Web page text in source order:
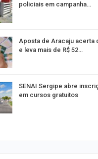
policiais em campanha…
Aposta de Aracaju acerta
e leva mais de R$ 52…
SENAI Sergipe abre
em cursos gratuitos